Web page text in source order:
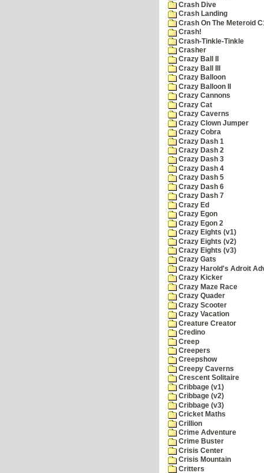
Crash Dive
Crash Landing
Crash On The Meteroid
Crash!
Crash-Tinkle-Tinkle
Crasher
Crazy Ball II
Crazy Ball III
Crazy Balloon
Crazy Balloon II
Crazy Cannons
Crazy Cat
Crazy Caverns
Crazy Clown Jumper
Crazy Cobra
Crazy Dash 1
Crazy Dash 2
Crazy Dash 3
Crazy Dash 4
Crazy Dash 5
Crazy Dash 6
Crazy Dash 7
Crazy Ed
Crazy Egon
Crazy Egon 2
Crazy Eights (v1)
Crazy Eights (v2)
Crazy Eights (v3)
Crazy Gats
Crazy Harold's Adroit
Crazy Kicker
Crazy Maze Race
Crazy Quader
Crazy Scooter
Crazy Vacation
Creature Creator
Credino
Creep
Creepers
Creepshow
Creepy Caverns
Crescent Solitaire
Cribbage (v1)
Cribbage (v2)
Cribbage (v3)
Cricket Maths
Crillion
Crime Adventure
Crime Buster
Crisis Center
Crisis Mountain
Critters